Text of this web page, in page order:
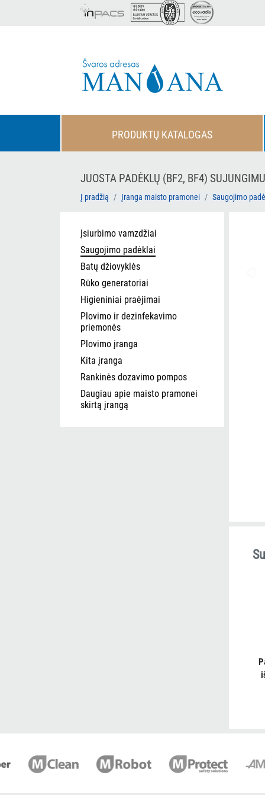
PRODUKTŲ KATALOGAS
JUOSTA PADĖKLŲ (BF2, BF4)
Į pradžią Įranga maisto pramonei Saugojimo
Įsiurbimo vamzdžiai
Saugojimo padėklai
Batų džiovyklės
Rūko generatoriai
Higieniniai praėjimai
Plovimo ir dezinfekavimo
priemonės
Plovimo įranga
Kita įranga
Rankinės dozavimo pompos
Daugiau apie maisto pramonei
skirtą įrangą